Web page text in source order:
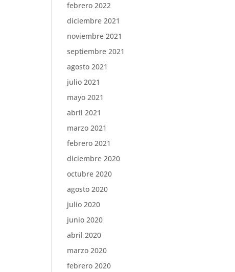
febrero 2022
diciembre 2021
noviembre 2021
septiembre 2021
agosto 2021
julio 2021
mayo 2021
abril 2021
marzo 2021
febrero 2021
diciembre 2020
octubre 2020
agosto 2020
julio 2020
junio 2020
abril 2020
marzo 2020
febrero 2020